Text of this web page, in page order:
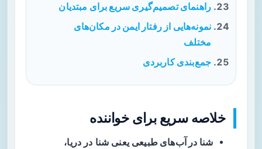
راهنمای تصمیم‌گیری سریع برای مبتدیان
نمونه‌هایی از رفتار ایمن در مکان‌های
مختلف
جمع‌بندی کاربردی
خلاصه سریع برای خواننده
شنا در آب‌های طبیعی یعنی شنا در دریا،